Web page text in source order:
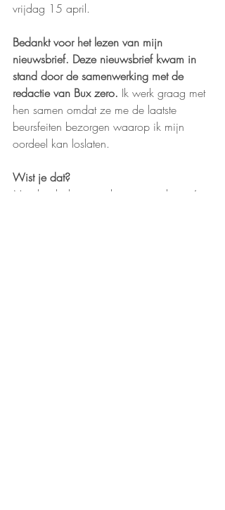
vrijdag 15 april.
Bedankt voor het lezen van mijn
nieuwsbrief. Deze nieuwsbrief kwam in
stand door de samenwerking met de
redactie van Bux zero. Ik werk graag met
hen samen omdat ze me de laatste
beursfeiten bezorgen waarop ik mijn
oordeel kan loslaten.
Wist je dat?
Mijn boek deze week met trots plaats 4